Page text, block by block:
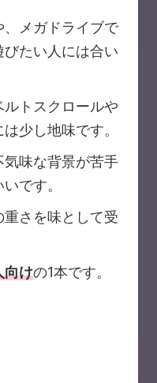
メガドライブで
たい人には合い
トスクロールや
少し地味です。
気味な背景が苦手
です。
さを味として受
向けの1本です。